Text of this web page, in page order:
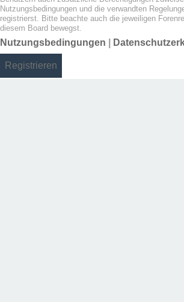
Nutzungsbedingungen und die verwandten
registrierst. Bitte beachte auch die jeweiligen
diesem Board bewegst.
Nutzungsbedingungen
Registrieren